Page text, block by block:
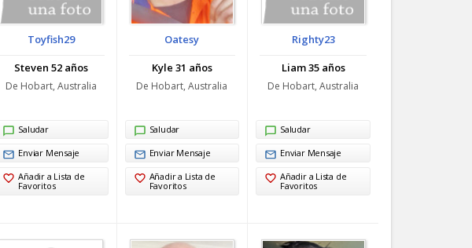
Toyfish29
Steven 52 años
De Hobart, Australia
Saludar
Enviar Mensaje
Añadir a Lista de
Favoritos
Oatesy
Kyle 31 años
De Hobart, Australia
Saludar
Enviar Mensaje
Añadir a Lista de
Favoritos
Righty23
Liam 35 años
De Hobart, Australia
Saludar
Enviar Mensaje
Añadir a Lista de
Favoritos